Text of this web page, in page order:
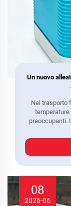
Un nuovo
Nel trasporto
preoccupanti.
i contenitori
08
2026-06